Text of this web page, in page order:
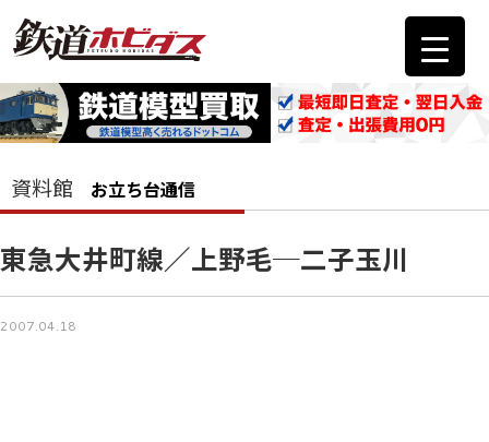
資料館 お立ち台通信
東急大井町線／上野毛─二子玉川
2007.04.18